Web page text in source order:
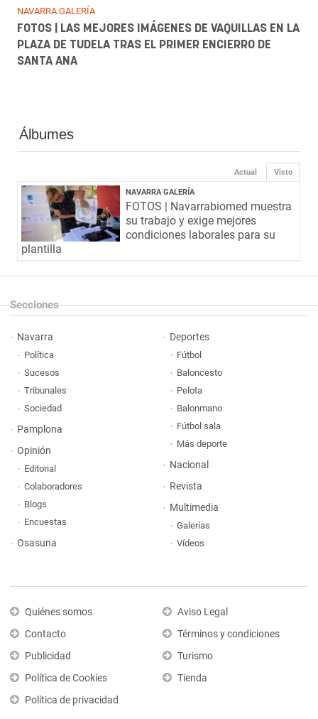
NAVARRA GALERÍA
FOTOS | LAS MEJORES IMÁGENES DE VAQUILLAS EN LA
PLAZA DE TUDELA TRAS EL PRIMER ENCIERRO DE
SANTA ANA
Álbumes
Visto
Actual
NAVARRA GALERÍA
FOTOS | Navarrabiomed muestra
su trabajo y exige mejores
condiciones laborales para su
plantilla
Secciones
Navarra
Política
Sucesos
Tribunales
Sociedad
Pamplona
Opinión
Editorial
Colaboradores
Blogs
Encuestas
Osasuna
Deportes
Fútbol
Baloncesto
Pelota
Balonmano
Fútbol sala
Más deporte
Nacional
Revista
Multimedia
Galerías
Vídeos
Quiénes somos
Contacto
Publicidad
Política de Cookies
Política de privacidad
Aviso Legal
Términos y condiciones
Turismo
Tienda